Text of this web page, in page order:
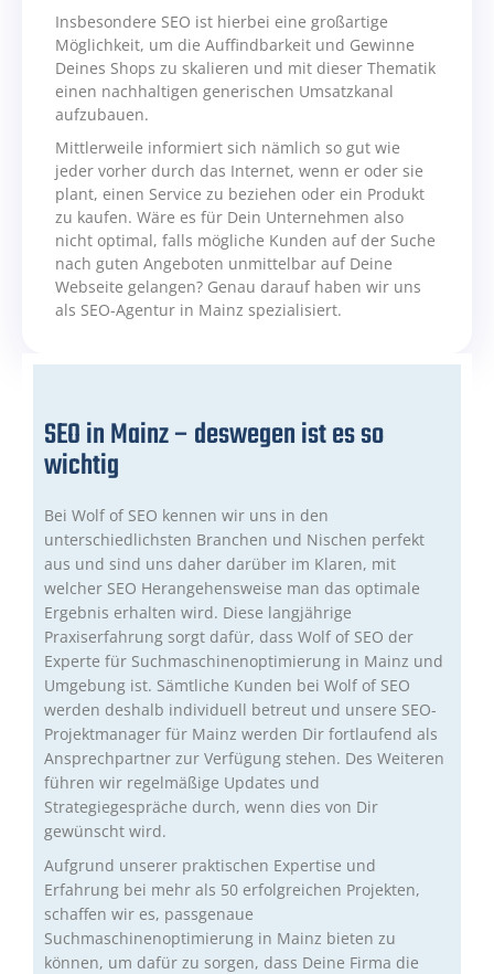
Insbesondere SEO ist hierbei eine großartige
Möglichkeit, um die Auffindbarkeit und Gewinne
Deines Shops zu skalieren und mit dieser Thematik
einen nachhaltigen generischen Umsatzkanal
aufzubauen.
Mittlerweile informiert sich nämlich so gut wie
jeder vorher durch das Internet, wenn er oder sie
plant, einen Service zu beziehen oder ein Produkt
zu kaufen. Wäre es für Dein Unternehmen also
nicht optimal, falls mögliche Kunden auf der Suche
nach guten Angeboten unmittelbar auf Deine
Webseite gelangen? Genau darauf haben wir uns
als SEO-Agentur in Mainz spezialisiert.
SEO in Mainz – deswegen ist es so
wichtig
Bei Wolf of SEO kennen wir uns in den
unterschiedlichsten Branchen und Nischen perfekt
aus und sind uns daher darüber im Klaren, mit
welcher SEO Herangehensweise man das optimale
Ergebnis erhalten wird. Diese langjährige
Praxiserfahrung sorgt dafür, dass Wolf of SEO der
Experte für Suchmaschinenoptimierung in Mainz und
Umgebung ist. Sämtliche Kunden bei Wolf of SEO
werden deshalb individuell betreut und unsere SEO-
Projektmanager für Mainz werden Dir fortlaufend als
Ansprechpartner zur Verfügung stehen. Des Weiteren
führen wir regelmäßige Updates und
Strategiegespräche durch, wenn dies von Dir
gewünscht wird.
Aufgrund unserer praktischen Expertise und
Erfahrung bei mehr als 50 erfolgreichen Projekten,
schaffen wir es, passgenaue
Suchmaschinenoptimierung in Mainz bieten zu
können, um dafür zu sorgen, dass Deine Firma die